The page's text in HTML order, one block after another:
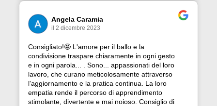
Angela Caramia
il 2 dicembre 2023
Consigliato!🤩 L'amore per il ballo e la
condivisione traspare chiaramente in ogni gesto
e in ogni parola... . Sono... appassionati del loro
lavoro, che curano meticolosamente attraverso
l'aggiornamento e la pratica continua. La loro
empatia rende il percorso di apprendimento
stimolante, divertente e mai noioso. Consiglio di